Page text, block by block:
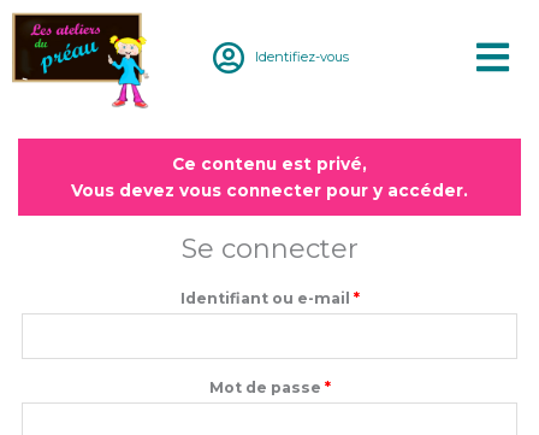
Aller
contenu
Identifiez-vous
Ce contenu est privé,
Vous devez vous connecter pour y accéder.
Se connecter
Identifiant ou e-mail *
Mot de passe *
Obligatoire